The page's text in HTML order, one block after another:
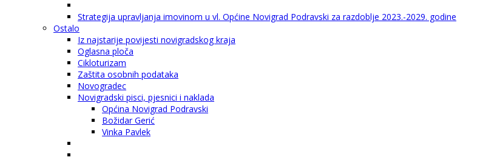
Strategija upravljanja imovinom u vl. Općine Novigrad Podravski za razdoblje 2023.-2029. godine
Ostalo
Iz najstarije povijesti novigradskog kraja
Oglasna ploča
Cikloturizam
Zaštita osobnih podataka
Novogradec
Novigradski pisci, pjesnici i naklada
Općina Novigrad Podravski
Božidar Gerić
Vinka Pavlek